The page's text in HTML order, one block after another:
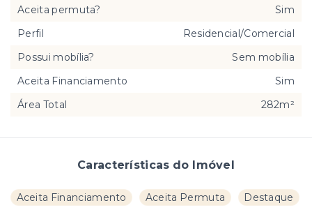
Características do Imóvel
Aceita Financiamento Aceita Permuta
Destaque
Aceita permuta?
Sim
Perfil
Residencial/Comercial
Possui mobília?
Sem mobília
Aceita Financiamento
Sim
Área Total
282m²